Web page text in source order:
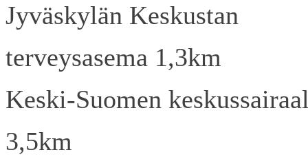
Jyväskylän Keskustan
terveysasema 1,3km
Keski-Suomen
3,5km